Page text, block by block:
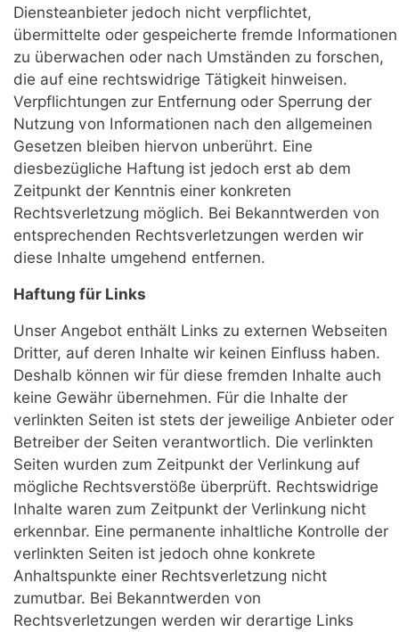
Diensteanbieter jedoch nicht verpflichtet,
übermittelte oder gespeicherte fremde Informationen
zu überwachen oder nach Umständen zu forschen,
die auf eine rechtswidrige Tätigkeit hinweisen.
Verpflichtungen zur Entfernung oder Sperrung der
Nutzung von Informationen nach den allgemeinen
Gesetzen bleiben hiervon unberührt. Eine
diesbezügliche Haftung ist jedoch erst ab dem
Zeitpunkt der Kenntnis einer konkreten
Rechtsverletzung möglich. Bei Bekanntwerden von
entsprechenden Rechtsverletzungen werden wir
diese Inhalte umgehend entfernen.
Haftung für Links
Unser Angebot enthält Links zu externen Webseiten
Dritter, auf deren Inhalte wir keinen Einfluss haben.
Deshalb können wir für diese fremden Inhalte auch
keine Gewähr übernehmen. Für die Inhalte der
verlinkten Seiten ist stets der jeweilige Anbieter oder
Betreiber der Seiten verantwortlich. Die verlinkten
Seiten wurden zum Zeitpunkt der Verlinkung auf
mögliche Rechtsverstöße überprüft. Rechtswidrige
Inhalte waren zum Zeitpunkt der Verlinkung nicht
erkennbar. Eine permanente inhaltliche Kontrolle der
verlinkten Seiten ist jedoch ohne konkrete
Anhaltspunkte einer Rechtsverletzung nicht
zumutbar. Bei Bekanntwerden von
Rechtsverletzungen werden wir derartige Links